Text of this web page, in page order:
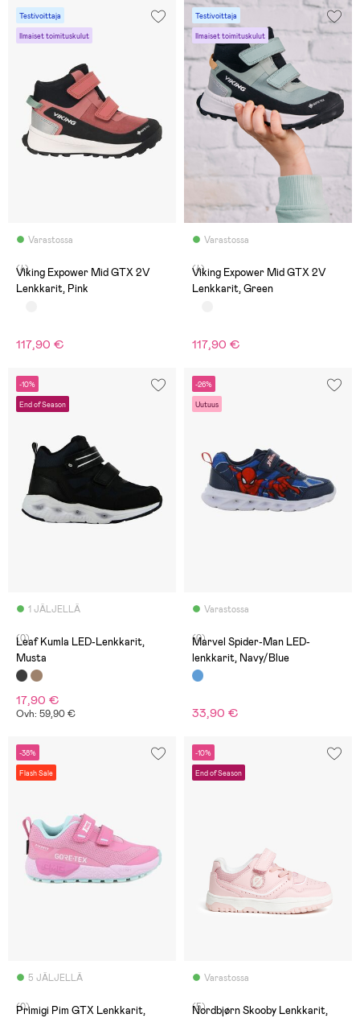
Testivoittaja
Ilmaiset toimituskulut
Varastossa
(4)
Viking Expower Mid GTX 2V
Lenkkarit, Pink
117,90 €
Testivoittaja
Ilmaiset toimituskulut
Varastossa
(4)
Viking Expower Mid GTX 2V
Lenkkarit, Green
117,90 €
-10%
End of Season
1 JÄLJELLÄ
(0)
Leaf Kumla LED-Lenkkarit,
Musta
17,90 €
Ovh: 59,90 €
-26%
Uutuus
Varastossa
(0)
Marvel Spider-Man LED-
lenkkarit, Navy/Blue
33,90 €
-38%
Flash Sale
5 JÄLJELLÄ
(0)
Primigi Pim GTX Lenkkarit,
-10%
End of Season
Varastossa
(5)
Nordbjørn Skooby Lenkkarit,